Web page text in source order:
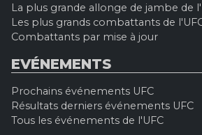
La plus grande allonge de jambe de
Les plus grands combattants de
Combattants par mise à jour
EVÉNEMENTS
Prochains événements UFC
Résultats derniers événements UFC
Tous les événements de l'UFC